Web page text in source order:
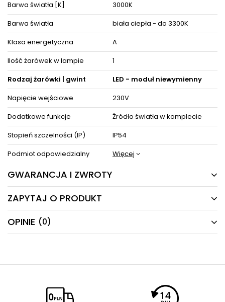
Barwa światła [K]
3000K
Barwa światła
biała ciepła - do 3300K
Klasa energetyczna
A
Ilość żarówek w lampie
1
Rodzaj żarówki | gwint
LED - moduł niewymienny
Napięcie wejściowe
230V
Dodatkowe funkcje
Źródło światła w komplecie
Stopień szczelności (IP)
IP54
Podmiot odpowiedzialny
Więcej
GWARANCJA I ZWROTY
24 MIESIĄCE
Producent gwarantuje naprawę lub wymianę sprzętu
do 24 miesięcy od daty zakupu. Skontaktuj się ze
sklepem za pośrednictwem formularza reklamacji
ZAPYTAJ O PRODUKT
Masz pytania odnośnie produktu, oferty lub współpracy z
nami?
E-mail
Pytanie
OPINIE (0)
5/5